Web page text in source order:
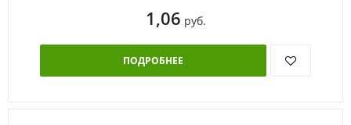
1,06 руб.
ПОДРОБНЕЕ